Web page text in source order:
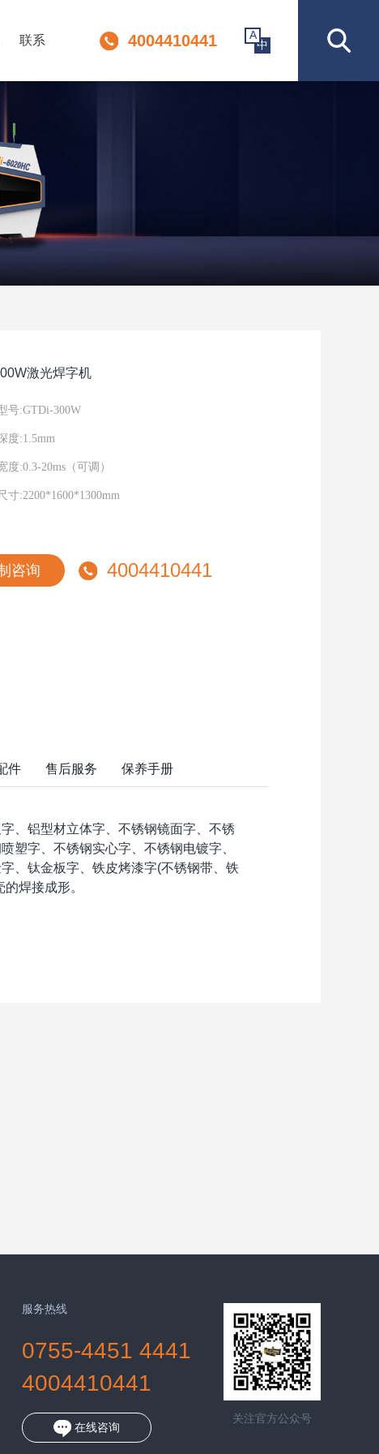
联系 4004410441 A
中
激光焊字机
号:GTDi-300W
度:1.5mm
度:0.3-20ms（可调）
寸:2200*1600*1300mm
咨询 4004410441
件 售后服务 保养手册
铝型材立体字、不锈钢镜面字、不锈
塑字、不锈钢实心字、不锈钢电镀字、
、钛金板字、铁皮烤漆字(不锈钢带、铁
焊接成形。
关注官方公众号
服务热线
0755-4451 4441
4004410441
在线咨询